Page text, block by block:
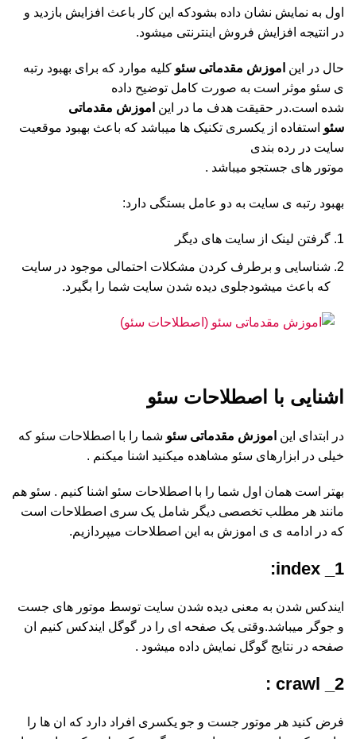
اول به نمایش نشان داده بشودکه این کار باعث افزایش بازدید و
در انتیجه افزایش فروش اینترنتی میشود.
حال در این اموزش مقدماتی سئو کلیه موارد که برای بهبود رتبه
ی سئو موثر است به صورت کامل توضیح داده
شده است.در حقیقت هدف ما در این اموزش مقدماتی
سئو استفاده از یکسری تکنیک ها میباشد که باعث بهبود موقعیت
سایت در رده بندی
موتور های جستجو میباشد .
بهبود رتبه ی سایت به دو عامل بستگی دارد:
گرفتن لینک از سایت های دیگر
شناسایی و برطرف کردن مشکلات احتمالی موجود در سایت
که باعث میشودجلوی دیده شدن سایت شما را بگیرد.
اشنایی با اصطلاحا‌ت سئو
در ابتدای این اموزش مقدماتی سئو شما را با اصطلاحات سئو که
خیلی در ابزارهای سئو مشاهده میکنید اشنا میکنم .
بهتر است همان اول شما را با اصطلاحات سئو اشنا کنیم . سئو هم
مانند هر مطلب تخصصی دیگر شامل یک سری اصطلاحات است
که در ادامه ی ی اموزش به این اصطلاحات میپردازیم.
1_ index:
ایندکس شدن به معنی دیده شدن سایت توسط موتور های جست
و جوگر میباشد.وقتی یک صفحه ای را در گوگل ایندکس کنیم ان
صفحه در نتایج گوگل نمایش داده میشود .
2_ crawl :
فرض کنید هر موتور جست و جو یکسری افراد دارد که ان ها را